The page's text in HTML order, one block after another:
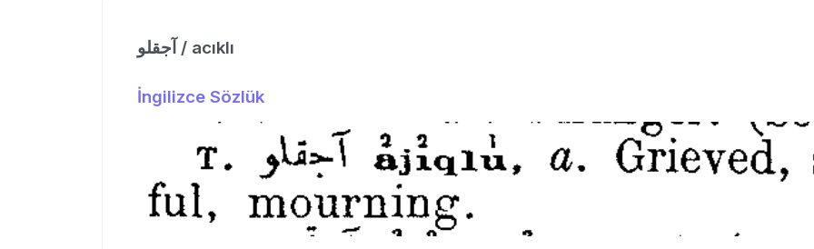
آجقلو / acıklı
İngilizce Sözlük